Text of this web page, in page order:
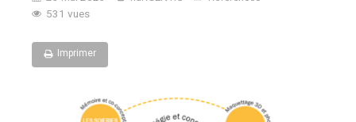
531 vues
Imprimer